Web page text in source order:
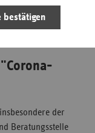
bestätigen
Pflege zu
der
Beratungsstelle